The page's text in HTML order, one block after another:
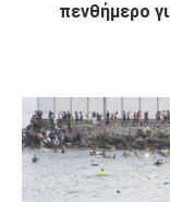
πενθήμερο